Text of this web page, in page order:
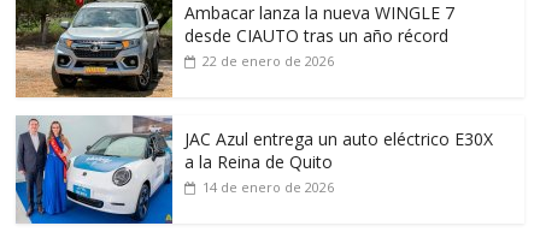
Ambacar lanza la nueva WINGLE 7
desde CIAUTO tras un año récord
22 de enero de 2026
JAC Azul entrega un auto eléctrico E30X
a la Reina de Quito
14 de enero de 2026